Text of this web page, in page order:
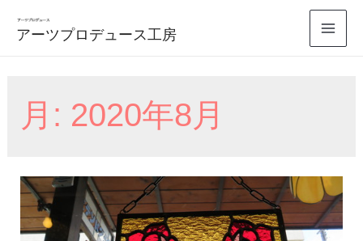
アーツプロデュース工房
月: 2020年8月